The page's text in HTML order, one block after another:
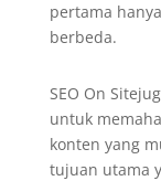
pertama
berbeda.
SEO On
untuk
konten yang
tujuan utama